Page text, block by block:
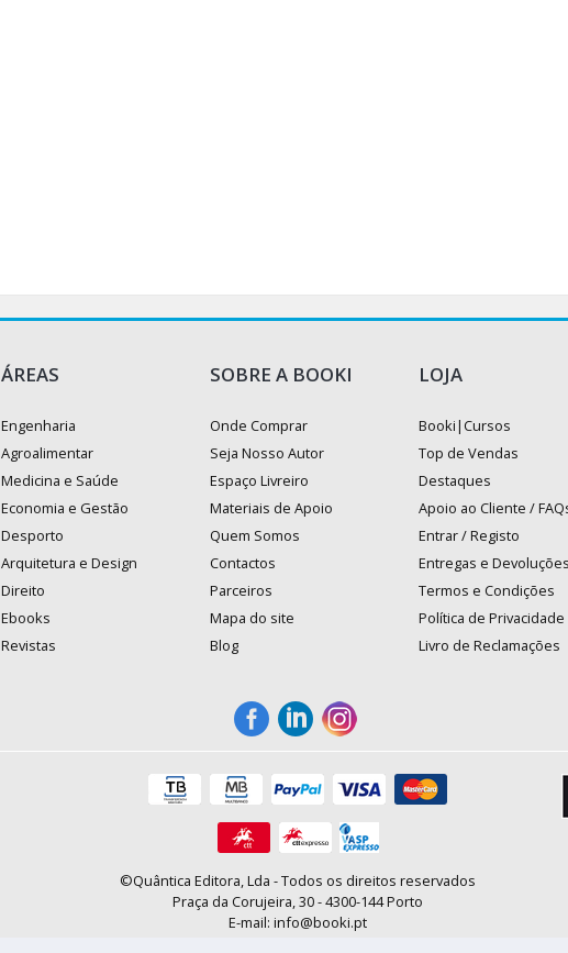
ÁREAS
Engenharia
Agroalimentar
Medicina e Saúde
Economia e Gestão
Desporto
Arquitetura e Design
Direito
Ebooks
Revistas
SOBRE A BOOKI
Onde Comprar
Seja Nosso Autor
Espaço Livreiro
Materiais de Apoio
Quem Somos
Contactos
Parceiros
Mapa do site
Blog
LOJA
Booki|Cursos
Top de Vendas
Destaques
Apoio ao Cliente /
Entrar / Registo
Entregas e Devoluções
Termos e Condições
Política de Privacidade
Livro de Reclamações
©Quântica Editora, Lda - Todos os direitos reservados
Praça da Corujeira, 30 - 4300-144 Porto
E-mail: info@booki.pt